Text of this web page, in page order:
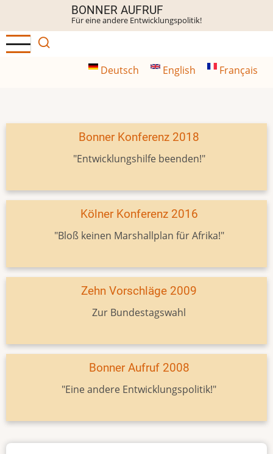
Inhalt
BONNER AUFRUF
Für eine andere Entwicklungspolitik!
Deutsch English Français
Bonner Konferenz 2018
"Entwicklungshilfe beenden!"
Kölner Konferenz 2016
"Bloß keinen Marshallplan für Afrika!"
Zehn Vorschläge 2009
Zur Bundestagswahl
Bonner Aufruf 2008
"Eine andere Entwicklungspolitik!"